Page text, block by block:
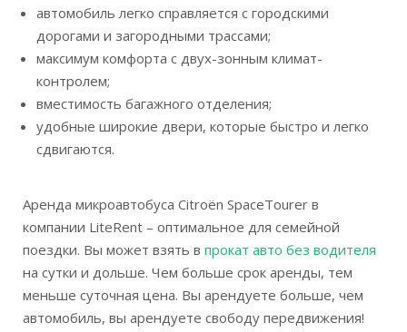
автомобиль легко справляется с городскими
дорогами и загородными трассами;
максимум комфорта с двух-зонным климат-
контролем;
вместимость багажного отделения;
удобные широкие двери, которые быстро и легко
сдвигаются.
Аренда микроавтобуса Citroën SpaceTourer в
компании LiteRent – оптимальное для семейной
поездки. Вы может взять в прокат авто без водителя
на сутки и дольше. Чем больше срок аренды, тем
меньше суточная цена. Вы арендуете больше, чем
автомобиль, вы арендуете свободу передвижения!